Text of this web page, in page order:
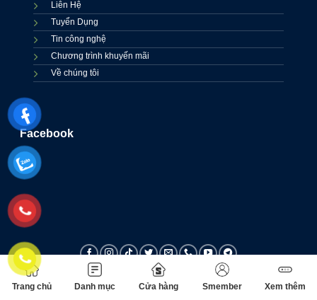
Trang chủ Danh mục Cửa hàng Smember Xem thêm
Liên Hệ
Tuyển Dụng
Tin công nghệ
Chương trình khuyến mãi
Về chúng tôi
Facebook